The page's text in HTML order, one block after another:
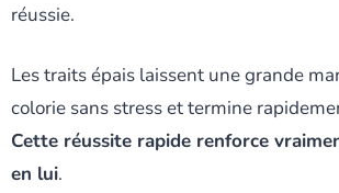
réussie.
Les traits épais laissent une grande
colorie sans stress et termine
Cette réussite rapide renforce
en lui.